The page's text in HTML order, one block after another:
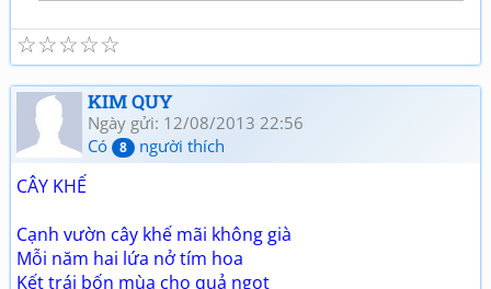
☆
☆
☆
☆
☆
KIM QUY
Ngày gửi: 12/08/2013 22:56
Có
8 người thích
CÂY KHẾ
Cạnh vườn cây khế mãi không già
Mỗi năm hai lứa nở tím hoa
Kết trái bốn mùa cho quả ngọt